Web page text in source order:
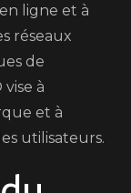
ligne et à
réseaux
de
à
et à
utilisateurs.